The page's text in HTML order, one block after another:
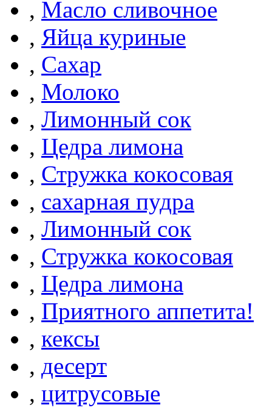
, Масло сливочное
, Яйца куриные
, Сахар
, Молоко
, Лимонный сок
, Цедра лимона
, Стружка кокосовая
, сахарная пудра
, Лимонный сок
, Стружка кокосовая
, Цедра лимона
, Приятного аппетита!
, кексы
, десерт
, цитрусовые